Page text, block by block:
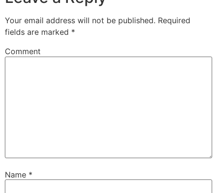
Your email address will not be published. Required
fields are marked *
Comment
Name *